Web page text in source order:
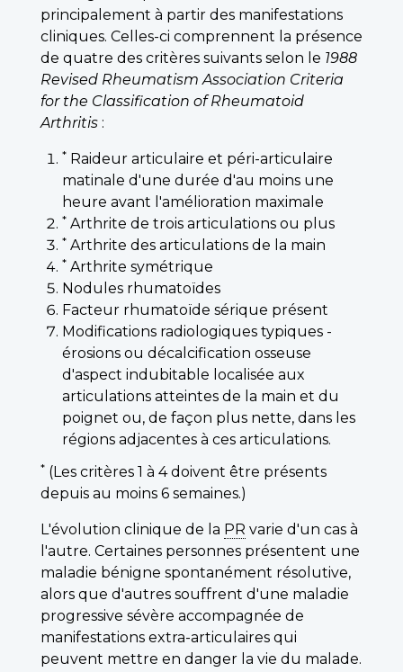
principalement à partir des manifestations
cliniques. Celles-ci comprennent la présence
de quatre des critères suivants selon le 1988
Revised Rheumatism Association Criteria
for the Classification of Rheumatoid
Arthritis :
* Raideur articulaire et péri-articulaire
matinale d'une durée d'au moins une
heure avant l'amélioration maximale
* Arthrite de trois articulations ou plus
* Arthrite des articulations de la main
* Arthrite symétrique
Nodules rhumatoïdes
Facteur rhumatoïde sérique présent
Modifications radiologiques typiques -
érosions ou décalcification osseuse
d'aspect indubitable localisée aux
articulations atteintes de la main et du
poignet ou, de façon plus nette, dans les
régions adjacentes à ces articulations.
* (Les critères 1 à 4 doivent être présents
depuis au moins 6 semaines.)
L'évolution clinique de la PR varie d'un cas à
l'autre. Certaines personnes présentent une
maladie bénigne spontanément résolutive,
alors que d'autres souffrent d'une maladie
progressive sévère accompagnée de
manifestations extra-articulaires qui
peuvent mettre en danger la vie du malade.